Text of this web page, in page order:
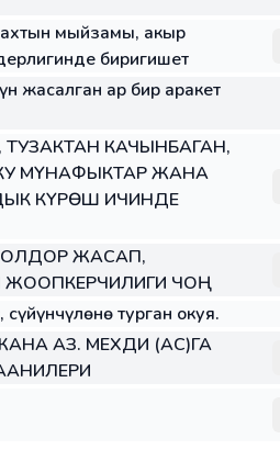
мыйзамы, акыр
биригишет
жасалган ар бир аракет
КАЧЫНБАГАН,
МҮНАФЫКТАР ЖАНА
КҮРӨШ ИЧИНДЕ
ЖАСАП,
ЧОҢ
турган окуя.
АЗ. МЕХДИ (АС)ГА